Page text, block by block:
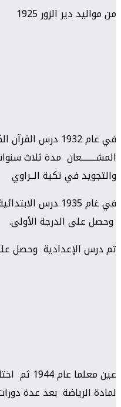
من مواليد دير الزور 1925
في عام 1932 درس
المشــــــــعان مدة ثلاث
والتجويد في تكية الــراوي
في غام 1935 درس
وحصل على الدرجة الأولى.
ثم درس الإعدادية وحصل
عين
لمادة الرياضة بعد عدة